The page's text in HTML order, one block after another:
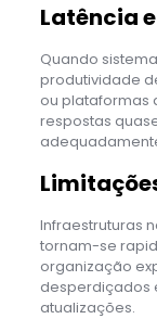
Latência
Quando
produtividade
ou plataformas
respostas
Infraestruturas
tornam-se
organização
desperdiçados
atualizações.